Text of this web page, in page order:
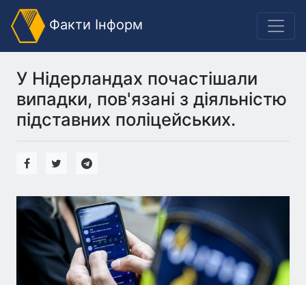
Факти Інформ
У Нідерландах почастішали
випадки, пов'язані з діяльністю
підставних поліцейських.